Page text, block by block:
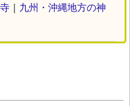
九州・沖縄地方の神